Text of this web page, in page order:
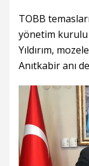
TOBB
yönetim kurulu
Yıldırım,
Anıtkabir anı